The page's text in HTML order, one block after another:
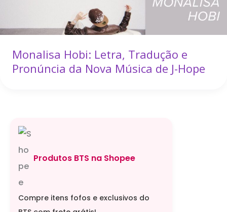
Monalisa Hobi: Letra, Tradução e
Pronúncia da Nova Música de J-Hope
Produtos BTS na Shopee
Compre itens fofos e exclusivos do